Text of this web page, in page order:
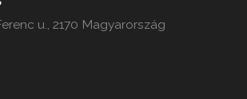
u., 2170 Magyarország